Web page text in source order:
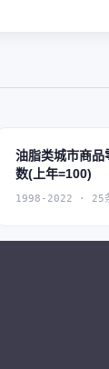
油脂类城市商品
数(上年=100)
1998-2022 · 25